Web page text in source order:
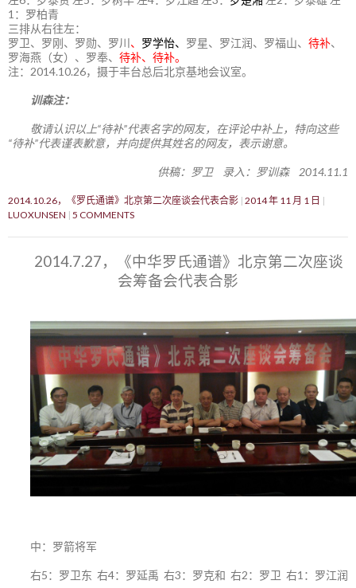
1：罗柏青
三排从右往左：
罗卫、罗刚、罗勋、罗川 、 罗学怡、 罗星、罗江润、罗福山、 待补、
罗海燕（女）、罗奉、 待补、待补。
注：2014.10.26，摄于丰台总后北京基地会议室。
训森注：
敬请认识以上“待补”代表名字的网友，在评论中补上，特向这些
“待补”代表谨表歉意，并向提供其姓名的网友，表示谢意。
供稿：罗卫 录入：罗训森 2014.11.1
2014.10.26，《罗氏通谱》北京第二次座谈会代表合影 2014 年 11 月 1 日
LUOXUNSEN 5 COMMENTS
2014.7.27，《中华罗氏通谱》北京第二次座谈
会筹备会代表合影
中：罗箭将军
右5：罗卫东 右4：罗延禹 右3：罗克和 右2：罗卫 右1：罗江润